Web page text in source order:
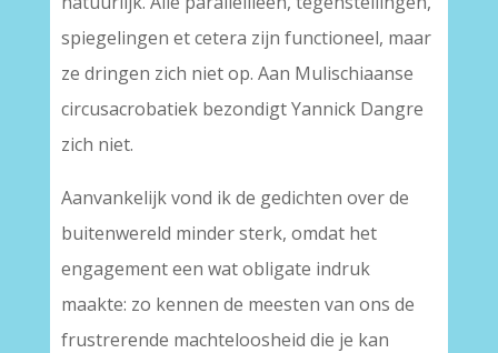
spiegelingen et cetera zijn functioneel, maar
ze dringen zich niet op. Aan Mulischiaanse
circusacrobatiek bezondigt Yannick Dangre
zich niet.
Aanvankelijk vond ik de gedichten over de
buitenwereld minder sterk, omdat het
engagement een wat obligate indruk
maakte: zo kennen de meesten van ons de
frustrerende machteloosheid die je kan